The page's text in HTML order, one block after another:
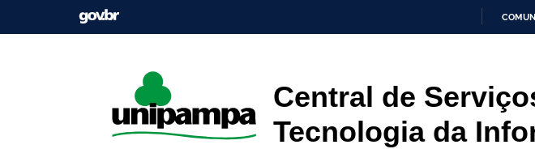
Central de
Tecnologia da